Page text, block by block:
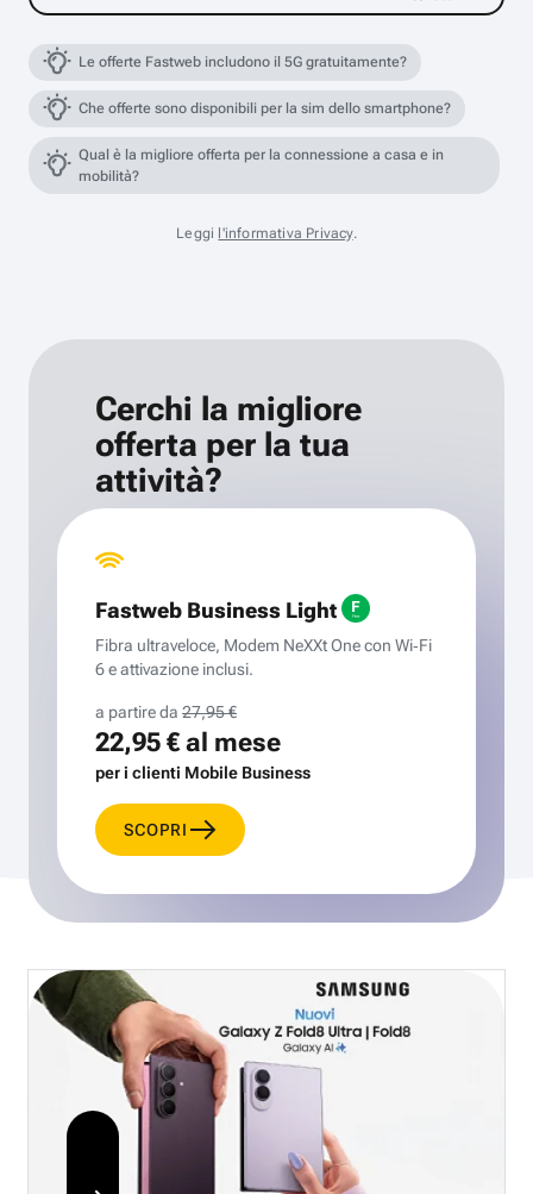
Le offerte Fastweb includono il 5G gratuitamente?
Che offerte sono disponibili per la sim dello smartphone?
Qual è la migliore offerta per la connessione a casa e in
mobilità?
Leggi l'informativa Privacy.
Cerchi la migliore
offerta per la tua
attività?
Fastweb Business Light
Fibra ultraveloce, Modem NeXXt One con Wi‑Fi
6 e attivazione inclusi.
a partire da 27,95 €
22,95 €al mese
per i clienti Mobile Business
SCOPRI